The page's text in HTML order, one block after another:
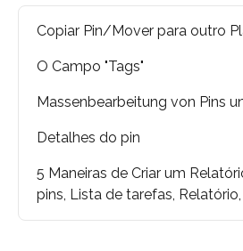
Copiar Pin/Mover para outro
O Campo "Tags"
Massenbearbeitung von Pins
Detalhes do pin
5 Maneiras de Criar um
pins, Lista de tarefas,